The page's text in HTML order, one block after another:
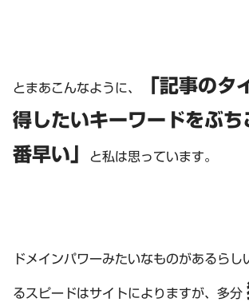
とまあこんなように、
「記事のタ
得したいキーワードをぶち
番早い」
と私は思っています。
ドメインパワーみたいなものがあるらし
るスピードはサイトによりますが、多分